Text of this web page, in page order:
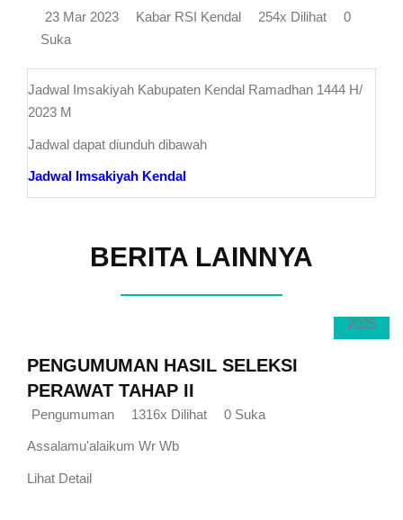
23 Mar 2023 Kabar RSI Kendal 254x Dilihat
0
Suka
Jadwal Imsakiyah Kabupaten Kendal Ramadhan 1444 H/
2023 M
Jadwal dapat diunduh dibawah
Jadwal Imsakiyah Kendal
BERITA LAINNYA
2025
PENGUMUMAN HASIL SELEKSI
PERAWAT TAHAP II
Pengumuman 1316x Dilihat 0 Suka
Assalamu'alaikum Wr Wb
Lihat Detail